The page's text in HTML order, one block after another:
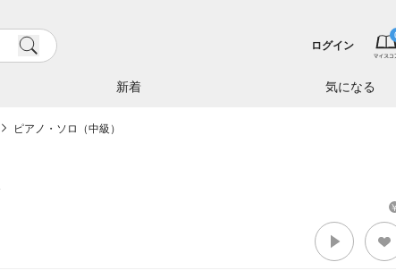
新着 気になる
ログイン
ピアノ・ソロ（中級）